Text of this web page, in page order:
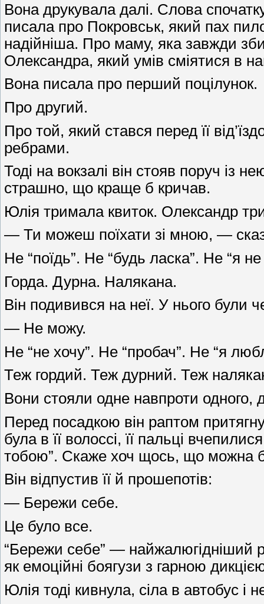
Вона друкувала далі. Слова
писала про Покровськ, який пах
надійніша. Про маму, яка завжди
Олександра, який умів сміятися в
Вона писала про перший поцілунок.
Про другий.
Про той, який стався перед її
ребрами.
Тоді на вокзалі він стояв поруч із
страшно, що краще б кричав.
Юлія тримала квиток. Олександр
— Ти можеш поїхати зі мною, —
Не “поїдь”. Не “будь ласка”. Не “я
Горда. Дурна. Налякана.
Він подивився на неї. У нього були
— Не можу.
Не “не хочу”. Не “пробач”. Не “я
Теж гордий. Теж дурний. Теж
Вони стояли одне навпроти одного,
Перед посадкою він раптом
була в її волоссі, її пальці
тобою”. Скаже хоч щось, що можна
Він відпустив її й прошепотів:
— Бережи себе.
Це було все.
“Бережи себе” — найжалюгідніший
як емоційні боягузи з гарною
Юлія тоді кивнула, сіла в автобус і